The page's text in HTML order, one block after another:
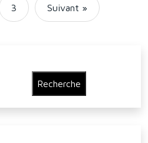
3 Suivant »
Recherche